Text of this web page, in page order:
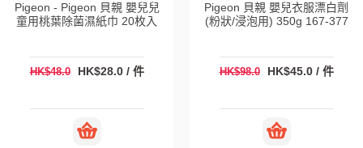
Pigeon - Pigeon 貝親 嬰兒兒
童用桃葉除菌濕紙巾 20枚入
HK$48.0 HK$28.0 / 件
Pigeon 貝親 嬰兒衣服漂白劑
(粉狀/浸泡用) 350g 167-377
HK$98.0 HK$45.0 / 件